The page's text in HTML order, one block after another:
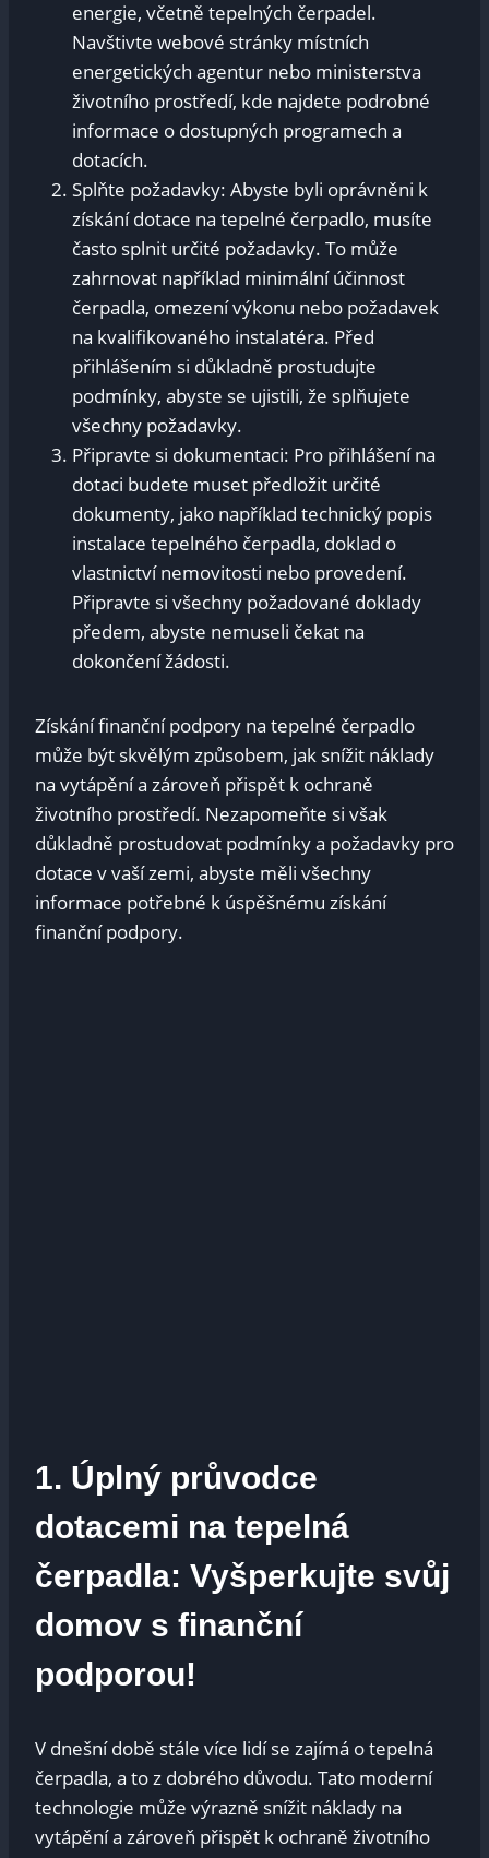
energie, včetně tepelných čerpadel.
Navštivte webové stránky místních
energetických agentur nebo ministerstva
životního prostředí, kde najdete podrobné
informace o dostupných programech a
dotacích.
Splňte požadavky: Abyste byli oprávněni k
získání dotace na tepelné čerpadlo, musíte
často splnit určité požadavky. To může
zahrnovat například minimální účinnost
čerpadla, omezení výkonu nebo požadavek
na kvalifikovaného instalatéra. Před
přihlášením si důkladně prostudujte
podmínky, abyste se ujistili, že splňujete
všechny požadavky.
Připravte si dokumentaci: Pro přihlášení na
dotaci budete muset předložit určité
dokumenty, jako například technický popis
instalace tepelného čerpadla, doklad o
vlastnictví nemovitosti nebo provedení.
Připravte si všechny požadované doklady
předem, abyste nemuseli čekat na
dokončení žádosti.
Získání finanční podpory na tepelné čerpadlo
může být skvělým způsobem, jak snížit náklady
na vytápění a zároveň přispět k ochraně
životního prostředí. Nezapomeňte si však
důkladně prostudovat podmínky a požadavky pro
dotace v vaší zemi, abyste měli všechny
informace potřebné k úspěšnému získání
finanční podpory.
1. Úplný průvodce
dotacemi na tepelná
čerpadla: Vyšperkujte svůj
domov s finanční
podporou!
V dnešní době stále více lidí se zajímá o tepelná
čerpadla, a to z dobrého důvodu. Tato moderní
technologie může výrazně snížit náklady na
vytápění a zároveň přispět k ochraně životního